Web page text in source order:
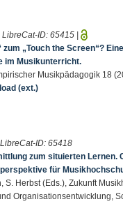
ID: 65415 |
zum „Touch the Screen“?
im Musikunterricht.
Musikpädagogik 18
(ext.)
ID: 65418
zum situierten Lernen.
für
S. Herbst (Eds.), Zukunft
Organisationsentwicklung,